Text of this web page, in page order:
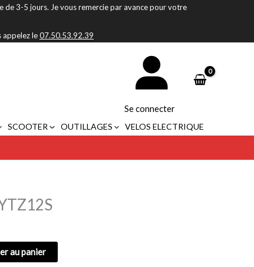
de 3-5 jours. Je vous remercie par avance pour votre
appelez le07.50.53.92.39
Se connecter
SCOOTER OUTILLAGES VELOS ELECTRIQUE
au panier